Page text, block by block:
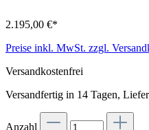
2.195,00 €*
Preise inkl. MwSt. zzgl.
Versandkostenfrei
Versandfertig in 14 Tagen,
Anzahl